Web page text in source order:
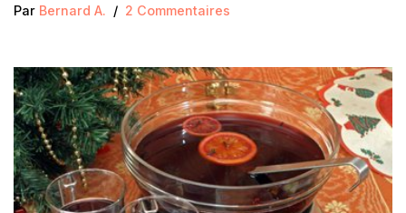
Par Bernard A. 2 Commentaires